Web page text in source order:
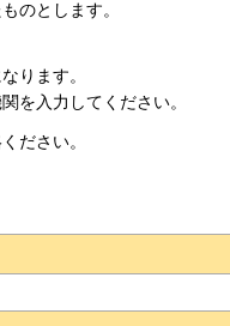
のとします。
ります。
を入力してください。
ださい。